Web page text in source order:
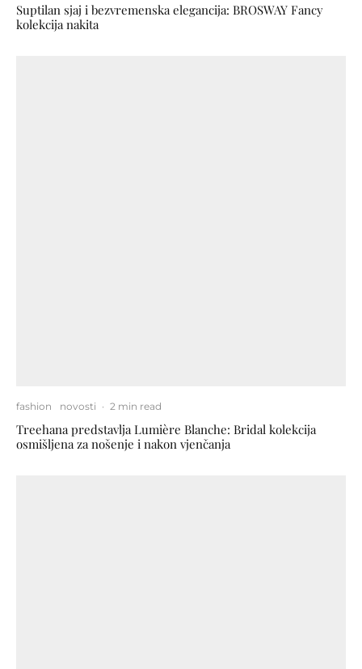
Suptilan sjaj i bezvremenska elegancija: BROSWAY Fancy
kolekcija nakita
fashion novosti · 2 min read
Treehana predstavlja Lumière Blanche: Bridal kolekcija
osmišljena za nošenje i nakon vjenčanja